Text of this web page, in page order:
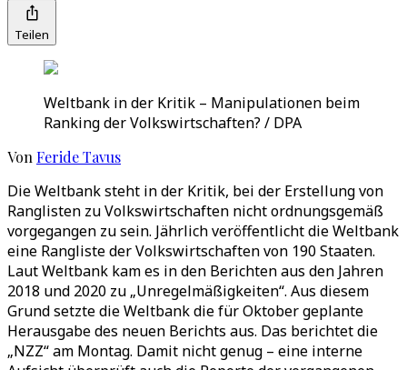
Teilen
Weltbank in der Kritik – Manipulationen beim
Ranking der Volkswirtschaften? / DPA
Von Feride Tavus
Die Weltbank steht in der Kritik, bei der Erstellung von
Ranglisten zu Volkswirtschaften nicht ordnungsgemäß
vorgegangen zu sein. Jährlich veröffentlicht die Weltbank
eine Rangliste der Volkswirtschaften von 190 Staaten.
Laut Weltbank kam es in den Berichten aus den Jahren
2018 und 2020 zu „Unregelmäßigkeiten“. Aus diesem
Grund setzte die Weltbank die für Oktober geplante
Herausgabe des neuen Berichts aus. Das berichtet die
„NZZ“ am Montag. Damit nicht genug – eine interne